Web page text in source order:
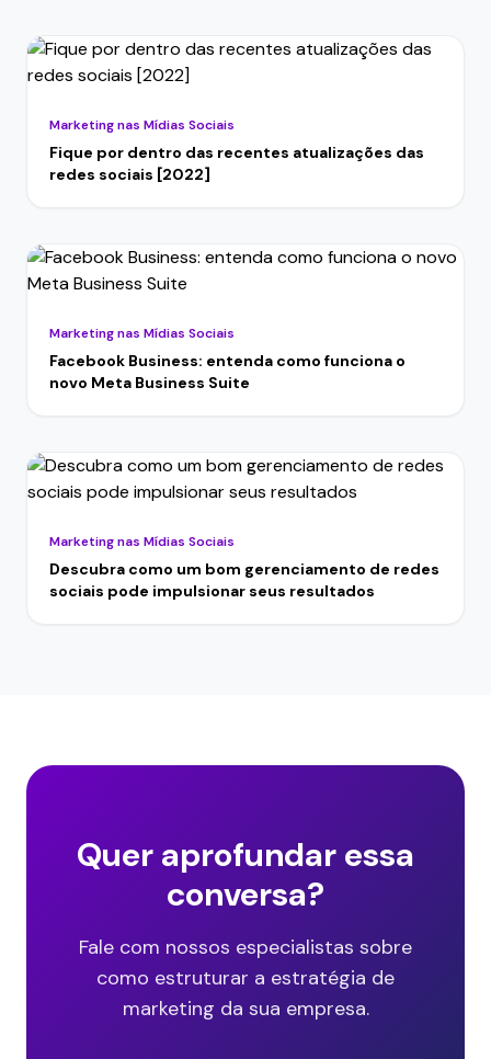
Marketing nas Mídias Sociais
Fique por dentro das recentes atualizações das
redes sociais [2022]
Marketing nas Mídias Sociais
Facebook Business: entenda como funciona o
novo Meta Business Suite
Marketing nas Mídias Sociais
Descubra como um bom gerenciamento de redes
sociais pode impulsionar seus resultados
Quer aprofundar essa
conversa?
Fale com nossos especialistas sobre
como estruturar a estratégia de
marketing da sua empresa.